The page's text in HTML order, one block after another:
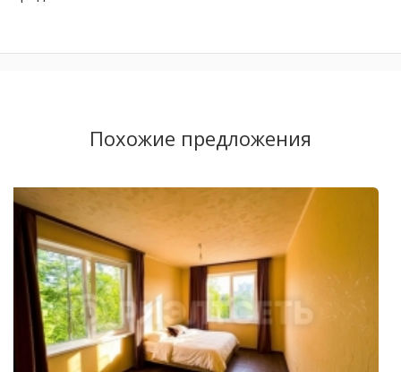
Похожие предложения